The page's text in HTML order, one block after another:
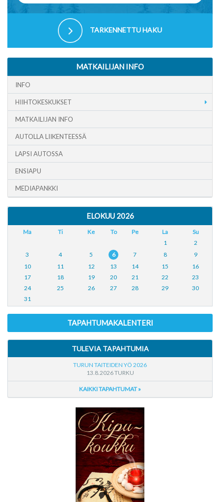
TARKENNETTU HAKU
MATKAILIJAN INFO
INFO
HIIHTOKESKUKSET
MATKAILIJAN INFO
AUTOLLA LIIKENTEESSÄ
LAPSI AUTOSSA
ENSIAPU
MEDIAPANKKI
ELOKUU 2026
Ma Ti Ke To Pe La
Su
1
2
3
4 5 6 7 8
9
10
11 12 13 14 15
16
17
18 19 20 21 22
23
24
25 26 27 28 29
30
31
TAPAHTUMAKALENTERI
TULEVIA TAPAHTUMIA
TURUN TAITEIDEN YÖ 2026
13.8.2026 TURKU
KAIKKI TAPAHTUMAT »